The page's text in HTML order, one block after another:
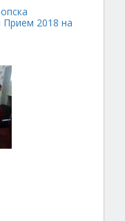
Прием 2018 на